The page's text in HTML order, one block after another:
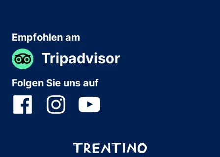
Empfohlen am
Tripadvisor
Folgen Sie uns auf